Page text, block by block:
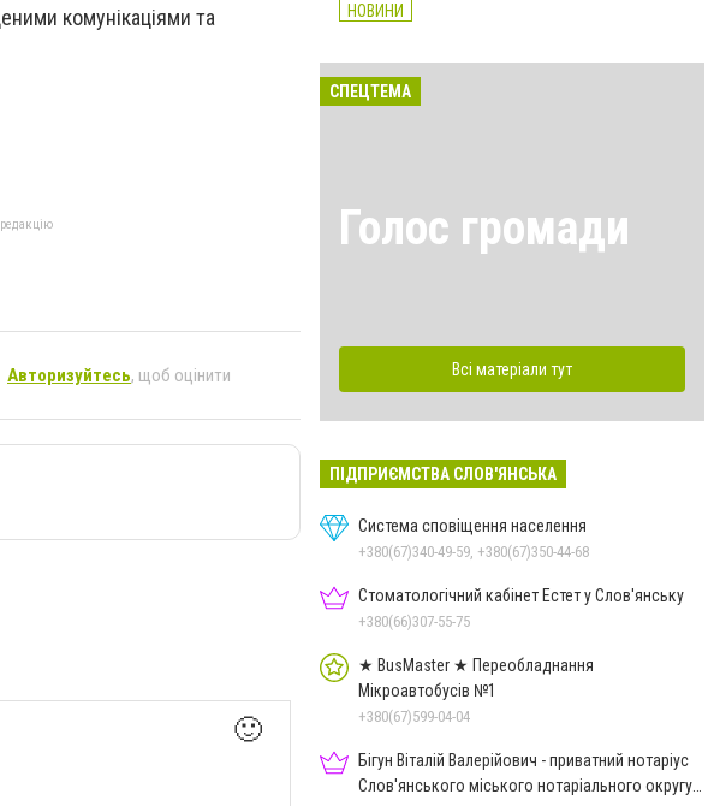
комунікаціями та
Авторизуйтесь, щоб оцінити
🙂
НОВИНИ
СПЕЦТЕМА
Голос громади
Всі матеріали тут
ПІДПРИЄМСТВА СЛОВ'ЯНСЬКА
Система сповіщення населення
+380(67)340-49-59, +380(67)350-44-68
Стоматологічний кабінет Естет у Слов'янську
+380(66)307-55-75
★ BusMaster ★ Переобладнання
Мікроавтобусів №1
+380(67)599-04-04
Бігун Віталій Валерійович - приватний нотаріус
Слов'янського міського нотаріального округу